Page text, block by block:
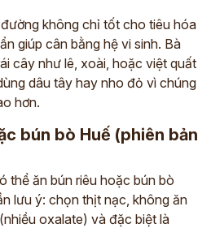
không chỉ tốt cho tiêu hóa
giúp cân bằng hệ vi sinh. Bà
cây như lê, xoài, hoặc việt quất
dâu tây hay nho đỏ vì chúng
hơn.
bún bò Huế (phiên bản
thể ăn bún riêu hoặc bún bò
lưu ý: chọn thịt nạc, không ăn
oxalate) và đặc biệt là